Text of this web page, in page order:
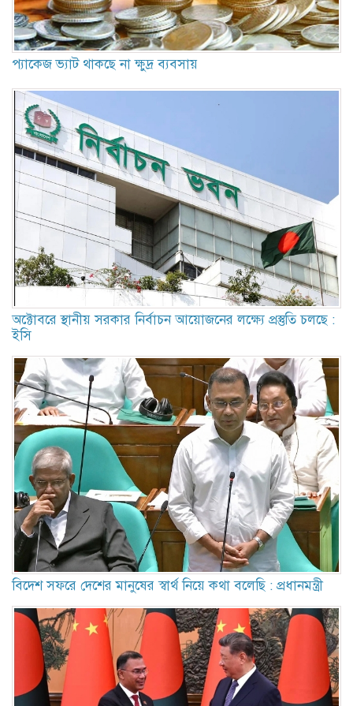
প্যাকেজ ভ্যাট থাকছে না ক্ষুদ্র ব্যবসায়
অক্টোবরে স্থানীয় সরকার নির্বাচন আয়োজনের লক্ষ্যে প্রস্তুতি চলছে :
ইসি
বিদেশ সফরে দেশের মানুষের স্বার্থ নিয়ে কথা বলেছি : প্রধানমন্ত্রী